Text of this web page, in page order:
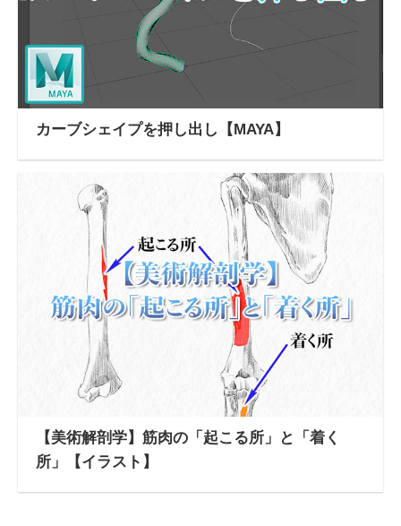
カーブシェイプを押し出し【MAYA】
【美術解剖学】筋肉の「起こる所」と「着く
所」【イラスト】